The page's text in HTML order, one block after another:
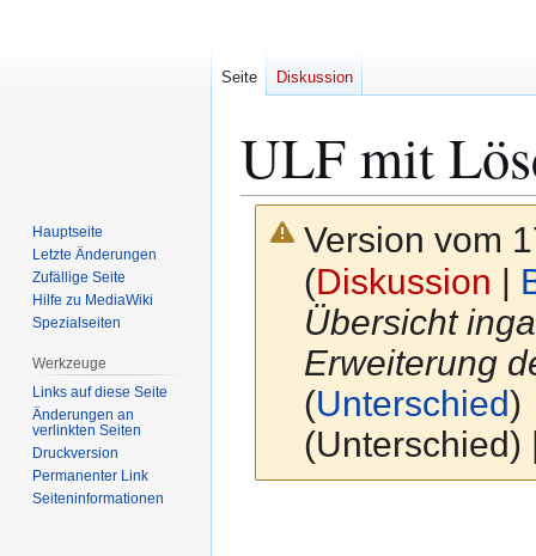
ULF mit
Version vom
(Diskussion
Übersicht
Erweiterung
(Unterschied)
Seite Diskussion
Hauptseite
Letzte Änderungen
Zufällige Seite
Hilfe zu MediaWiki
Spezialseiten
Werkzeuge
Links auf diese Seite
Änderungen an
verlinkten Seiten
Druckversion
Permanenter Link
Seiten­­informationen